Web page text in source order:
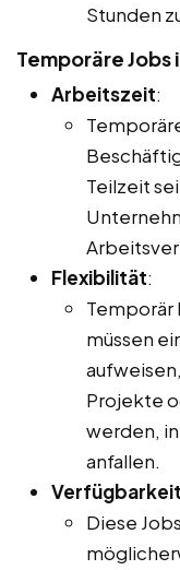
Stunden
Temporäre
Arbeitszeit:
Teilzeit
Flexibilität:
Temporär
müssen
Projekte
werden,
anfallen.
Verfügbarkeit
Diese